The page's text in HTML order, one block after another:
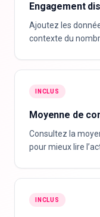
Engagement
Ajoutez les
contexte du
INCLUS
Moyenne de
Consultez la
pour mieux lire
INCLUS